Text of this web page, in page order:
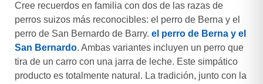
Cree recuerdos en familia con dos de las razas de
perros suizos más reconocibles: el perro de Berna y el
perro de San Bernardo de Barry. el perro de Berna y el
San Bernardo. Ambas variantes incluyen un perro que
tira de un carro con una jarra de leche. Este simpático
producto es totalmente natural. La tradición, junto con la